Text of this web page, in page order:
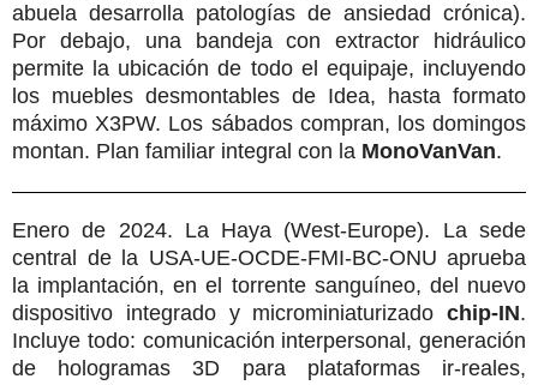
abuela desarrolla patologías de ansiedad crónica).
Por debajo, una bandeja con extractor hidráulico
permite la ubicación de todo el equipaje, incluyendo
los muebles desmontables de Idea, hasta formato
máximo X3PW. Los sábados compran, los domingos
montan. Plan familiar integral con la MonoVanVan.
Enero de 2024. La Haya (West-Europe). La sede
central de la USA-UE-OCDE-FMI-BC-ONU aprueba
la implantación, en el torrente sanguíneo, del nuevo
dispositivo integrado y microminiaturizado chip-IN.
Incluye todo: comunicación interpersonal, generación
de hologramas 3D para plataformas ir-reales,